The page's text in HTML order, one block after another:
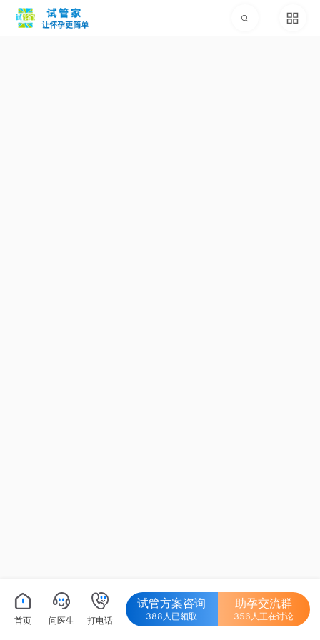
首页 问医生 打电话
试管方案咨询
388人已领取
助孕交流群
356人正在讨论